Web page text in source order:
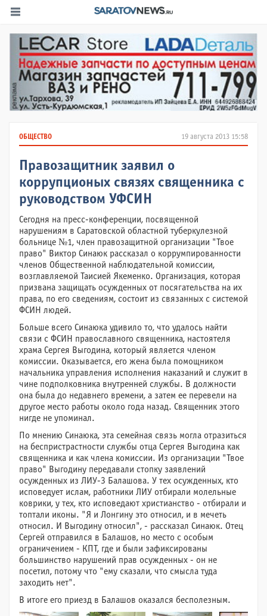
19 августа 2013 15:58
ОБЩЕСТВО
Правозащитник заявил о
коррупционых связях священника с
руководством УФСИН
Сегодня на пресс-конференции, посвященной
нарушениям в Саратовской областной туберкулезной
больнице №1, член правозащитной организации "Твое
право" Виктор Синаюк рассказал о коррумпированности
членов Общественной наблюдательной комиссии,
возглавляемой Таисией Якеменко. Организация, которая
призвана защищать осужденных от посягательства на их
права, по его сведениям, состоит из связанных с системой
ФСИН людей.
Больше всего Синаюка удивило то, что удалось найти
связи с ФСИН православного священника, настоятеля
храма Сергея Выгодина, который является членом
комиссии. Оказывается, его жена была помощником
начальника управления исполнения наказаний и служит в
чине подполковника внутренней службы. В должности
она была до недавнего времени, а затем ее перевели на
другое место работы около года назад. Священник этого
нигде не упоминал.
По мнению Синаюка, эта семейная связь могла отразиться
на беспристрастности службы отца Сергея Выгодина как
священника и как члена комиссии. Из организации "Твое
право" Выгодину передавали стопку заявлений
осужденных из ЛИУ-3 Балашова. У тех осужденных, кто
исповедует ислам, работники ЛИУ отбирали молельные
коврики, у тех, кто исповедают христианство - отбирали и
топтали иконы. "Я и Лонгину это относил, и в мечеть
относил. И Выгодину относил", - рассказал Синаюк. Отец
Сергей отправился в Балашов, но место с особым
ограничением - КПТ, где и были зафиксированы
большинство нарушений прав осужденных - он не
посетил, потому что "ему сказали, что смысла туда
заходить нет".
В итоге его приезд в Балашов оказался бесполезным.